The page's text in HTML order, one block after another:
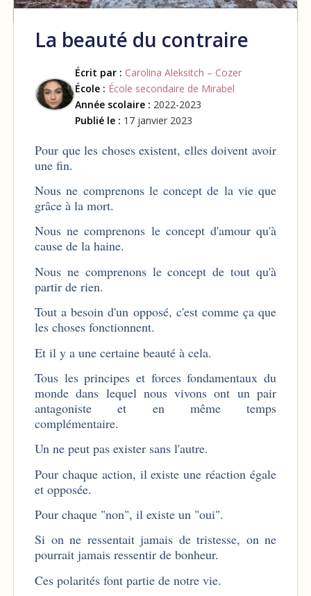
La beauté du contraire
Écrit par : Carolina Aleksitch – Cozer
École : École secondaire de Mirabel
Année scolaire : 2022-2023
Publié le : 17 janvier 2023
Pour que les choses existent, elles doivent avoir
une fin.
Nous ne comprenons le concept de la vie que
grâce à la mort.
Nous ne comprenons le concept d'amour qu'à
cause de la haine.
Nous ne comprenons le concept de tout qu'à
partir de rien.
Tout a besoin d'un opposé, c'est comme ça que
les choses fonctionnent.
Et il y a une certaine beauté à cela.
Tous les principes et forces fondamentaux du
monde dans lequel nous vivons ont un pair
antagoniste et en même temps
complémentaire.
Un ne peut pas exister sans l'autre.
Pour chaque action, il existe une réaction égale
et opposée.
Pour chaque "non", il existe un "oui".
Si on ne ressentait jamais de tristesse, on ne
pourrait jamais ressentir de bonheur.
Ces polarités font partie de notre vie.